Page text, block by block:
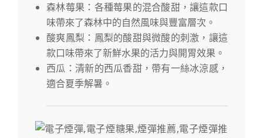
森林莓果：各種莓果的混合酸甜，讓這款口
味帶來了森林中的自然風味與豐富層次。
酸爽鳳梨：鳳梨的酸甜與微酸的刺激，讓這
款口味帶來了新鮮水果的活力與開胃效果。
西瓜：清新的西瓜香甜，帶有一絲冰涼感，
適合夏季解暑。